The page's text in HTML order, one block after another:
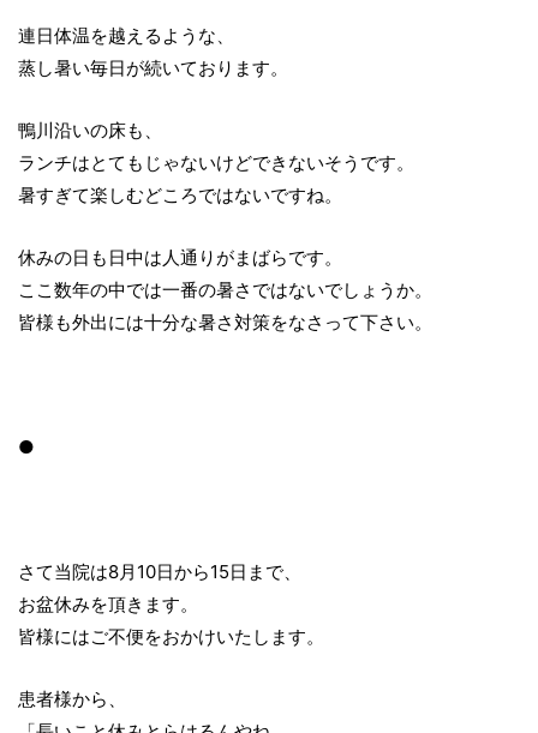
連日体温を越えるような、
蒸し暑い毎日が続いております。
鴨川沿いの床も、
ランチはとてもじゃないけどできないそうです。
暑すぎて楽しむどころではないですね。
休みの日も日中は人通りがまばらです。
ここ数年の中では一番の暑さではないでしょうか。
皆様も外出には十分な暑さ対策をなさって下さい。
●
さて当院は8月10日から15日まで、
お盆休みを頂きます。
皆様にはご不便をおかけいたします。
患者様から、